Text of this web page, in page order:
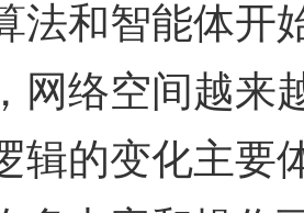
法和智能体开
网络空间越来
辑的变化主要